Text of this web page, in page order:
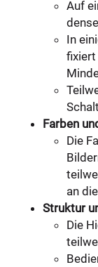
Auf
In
Farben
Die
an
Struktur
Die